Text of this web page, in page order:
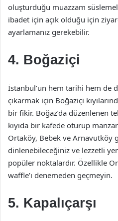
oluşturduğu muazzam
ibadet için açık olduğu için
ayarlamanız gerekebilir.
4. Boğaziçi
İstanbul’un hem tarihi hem de
çıkarmak için Boğaziçi
bir fikir. Boğaz’da düzenlenen
kıyıda bir kafede oturup
Ortaköy, Bebek ve Arnavutköy
dinlenebileceğiniz ve lezzetli
popüler noktalardır. Özellikle
waffle’ı denemeden geçmeyin.
5. Kapalıçarşı